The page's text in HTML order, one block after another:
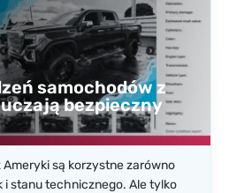
samochodów z
bezpieczny
są korzystne zarówno
i stanu technicznego. Ale tylko